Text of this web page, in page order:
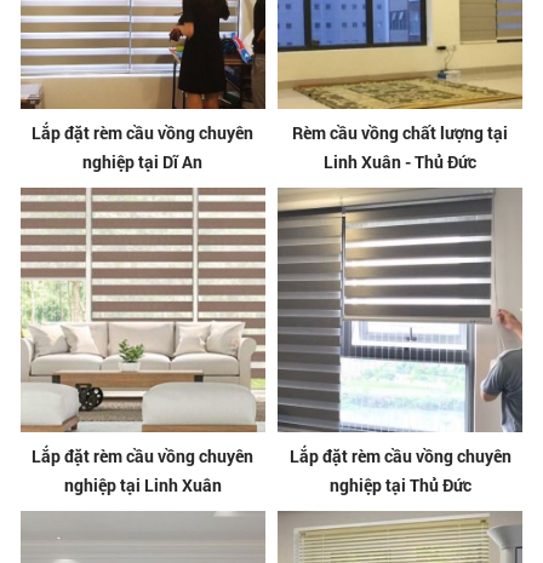
Lắp đặt rèm cầu vồng chuyên
nghiệp tại Dĩ An
Rèm cầu vồng chất lượng tại
Linh Xuân - Thủ Đức
Lắp đặt rèm cầu vồng chuyên
nghiệp tại Linh Xuân
Lắp đặt rèm cầu vồng chuyên
nghiệp tại Thủ Đức